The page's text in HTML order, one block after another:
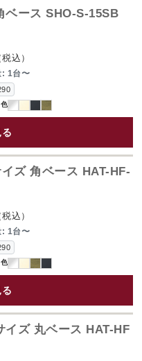
ース SHO-S-15SB
色
税込）
: 1台〜
ズ 角ベース HAT-HF-
色
税込）
: 1台〜
イズ 丸ベース HAT-HF